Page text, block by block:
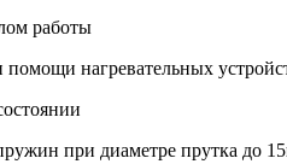
работы
нагревательных
при диаметре прутка